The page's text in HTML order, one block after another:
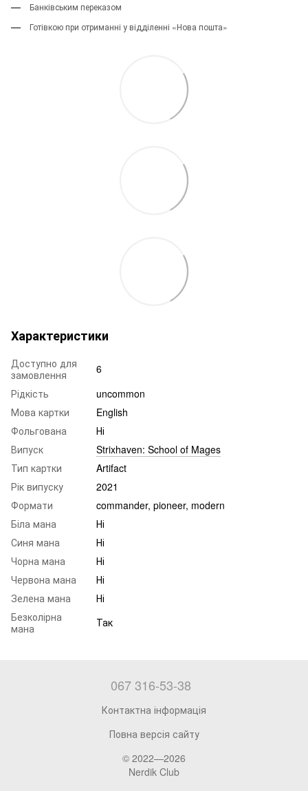
Банківським переказом
Готівкою при отриманні у відділенні «Нова пошта»
Характеристики
Доступно для
замовлення
6
Рідкість
uncommon
Мова картки
English
Фольгована
Ні
Випуск
Strixhaven: School of Mages
Тип картки
Artifact
Рік випуску
2021
Формати
commander, pioneer, modern
Біла мана
Ні
Синя мана
Ні
Чорна мана
Ні
Червона мана
Ні
Зелена мана
Ні
Безколірна
мана
Так
067 316-53-38
Контактна інформація
Повна версія сайту
© 2022—2026
Nerdik Club